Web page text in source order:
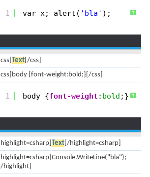
?
1 var x; alert( 'bla' );
[css] Text[/css]
[css]body {font-weight:bold;}[/css]
?
1 body {font-weight : bold ;}
[highlight=csharp] Text[/highlight=csharp]
[highlight=csharp]Console.WriteLine("bla");
[/highlight]